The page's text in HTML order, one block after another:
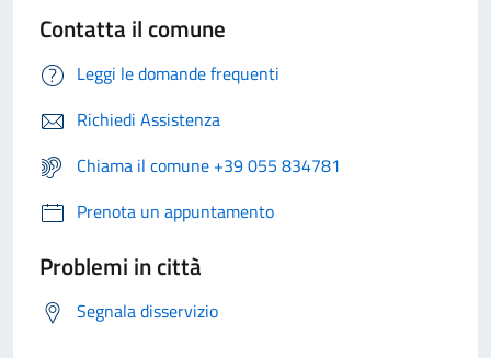
Contatta il comune
Leggi le domande frequenti
Richiedi Assistenza
Chiama il comune +39 055 834781
Prenota un appuntamento
Problemi in città
Segnala disservizio